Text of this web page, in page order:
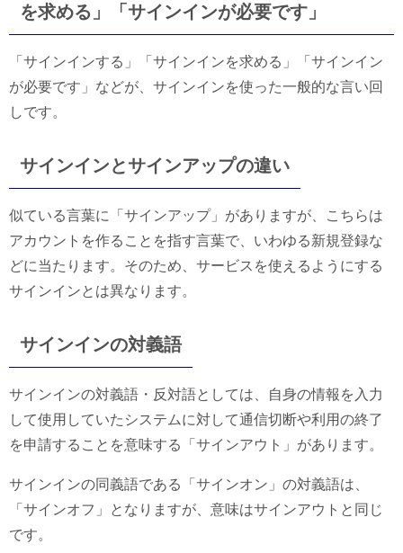
を求める」「サインインが必要です」
「サインインする」「サインインを求める」「サインイン
が必要です」などが、サインインを使った一般的な言い回
しです。
サインインとサインアップの違い
似ている言葉に「サインアップ」がありますが、こちらは
アカウントを作ることを指す言葉で、いわゆる新規登録な
どに当たります。そのため、サービスを使えるようにする
サインインとは異なります。
サインインの対義語
サインインの対義語・反対語としては、自身の情報を入力
して使用していたシステムに対して通信切断や利用の終了
を申請することを意味する「サインアウト」があります。
サインインの同義語である「サインオン」の対義語は、
「サインオフ」となりますが、意味はサインアウトと同じ
です。